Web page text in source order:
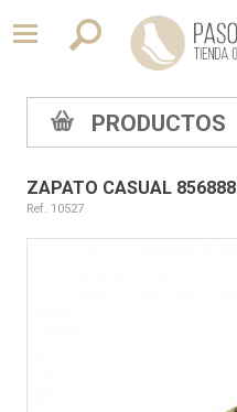
PRODUCTOS
ZAPATO CASUAL 856888
Ref. 10527